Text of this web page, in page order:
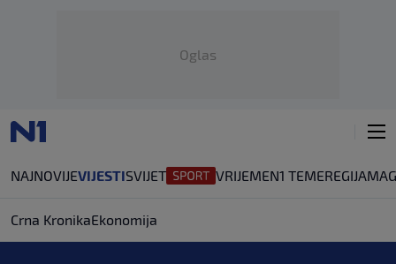
Oglas
NAJNOVIJEVIJESTISVIJET VRIJEMEN1 TEMEREGIJA
Crna KronikaEkonomija